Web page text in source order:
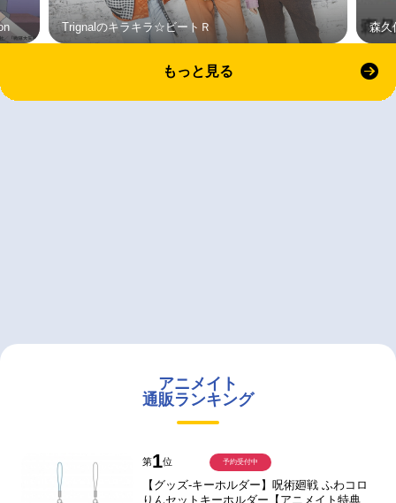
Trignalのキラキラ☆ビートＲ 森久
もっと見る
アニメイト
通販ランキング
第1位
【グッズ-キーホルダー】呪術廻戦 ふわコロ
りんセットキーホルダー【アニメイト特典
予約受付中